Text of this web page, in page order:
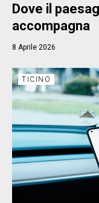
Dove il
accompagna
8 Aprile 2026
TICINO